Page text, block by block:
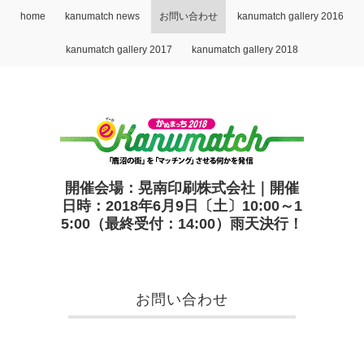
home kanumatch news お問い合わせ kanumatch gallery 2016
kanumatch gallery 2017 kanumatch gallery 2018
開催会場：晃南印刷株式会社｜開催
日時：2018年6月9日〔土〕10:00～1
5:00（最終受付：14:00）雨天決行！
お問い合わせ